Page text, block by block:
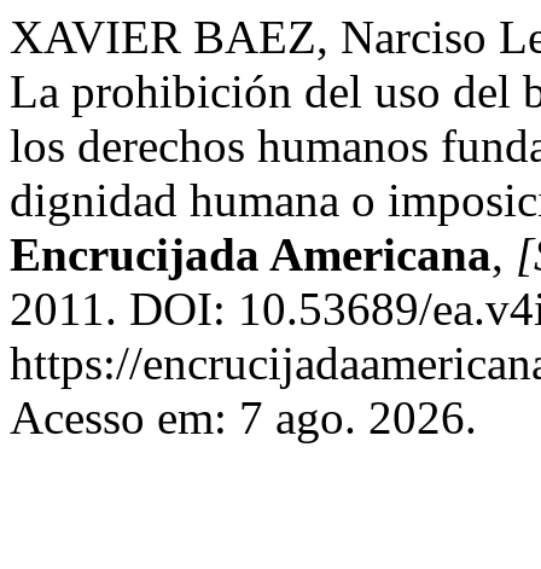
XAVIER BAEZ, Narciso
La prohibición del uso del
los derechos humanos
dignidad humana o
Encrucijada Americana,
2011. DOI: 10.53689/
https://
Acesso em: 7 ago. 2026.